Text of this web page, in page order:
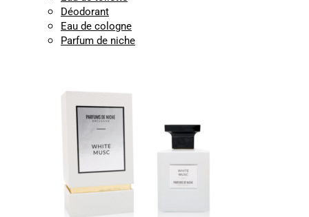
Déodorant
Eau de cologne
Parfum de niche